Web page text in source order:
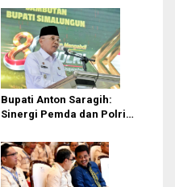
Bupati Anton Saragih:
Sinergi Pemda dan Polri
Simalungun